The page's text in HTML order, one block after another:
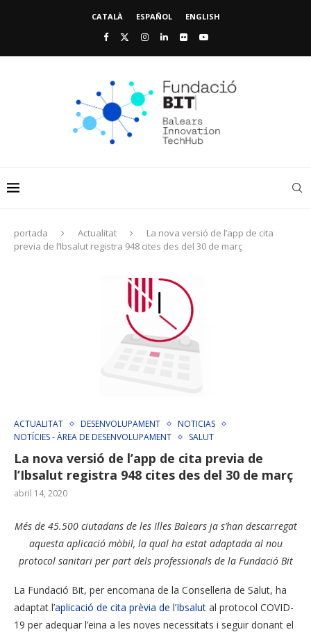
CATALÀ ESPAÑOL ENGLISH
portada Actualitat
La nova versió de l’app de cita
previa de l’Ibsalut registra 948 cites des del 30 de març
ACTUALITAT DESENVOLUPAMENT
NOTICIAS
NOTÍCIES - ÀREA DE DESENVOLUPAMENT
SALUT
La nova versió de l’app de cita previa de
l’Ibsalut registra 948 cites des del 30 de març
abril 14, 2020
Més de 45.500 ciutadans de les Illes Balears ja s’han descarregat
aquesta aplicació mòbil, la qual ha estat adaptada al nou
protocol sanitari per part dels professionals de la Fundació Bit
La Fundació Bit, per encomana de la Conselleria de Salut, ha
adaptat l’aplicació de cita prèvia de l’Ibsalut al protocol COVID-
19 per adequar l’eina a les noves necessitats i seguir donant el